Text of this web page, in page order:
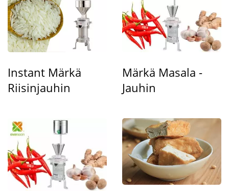
Instant Märkä
Riisinjauhin
Märkä Masala -
Jauhin